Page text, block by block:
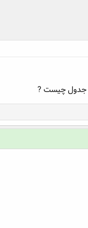
جدول چیست ?